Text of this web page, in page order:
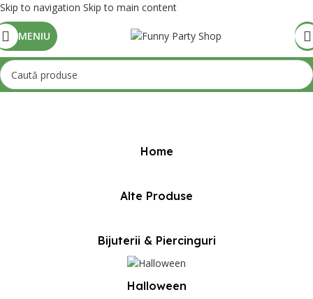
Skip to navigation Skip to main content
MENIU
Prima pagină/Mărime produs/15-16ani(156-160cm)
Home
Alte Produse
Bijuterii & Piercinguri
Halloween